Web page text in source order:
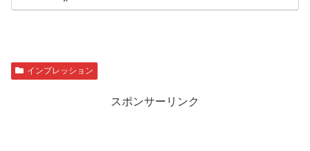
インプレッション
スポンサーリンク